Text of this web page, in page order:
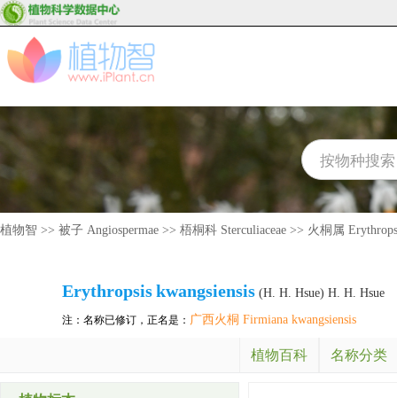
植物智 >> 被子 Angiospermae >> 梧桐科 Sterculiaceae >> 火桐属
Erythropsiskwangsiensis (H. H. Hsue) H. H. Hsue
注：名称已修订，正名是： 广西火桐 Firmiana kwangsiensis
植物百科 名称分类